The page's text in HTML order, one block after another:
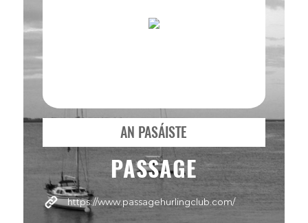
AN PASÁISTE
PASSAGE
https://www.passagehurlingclub.com/